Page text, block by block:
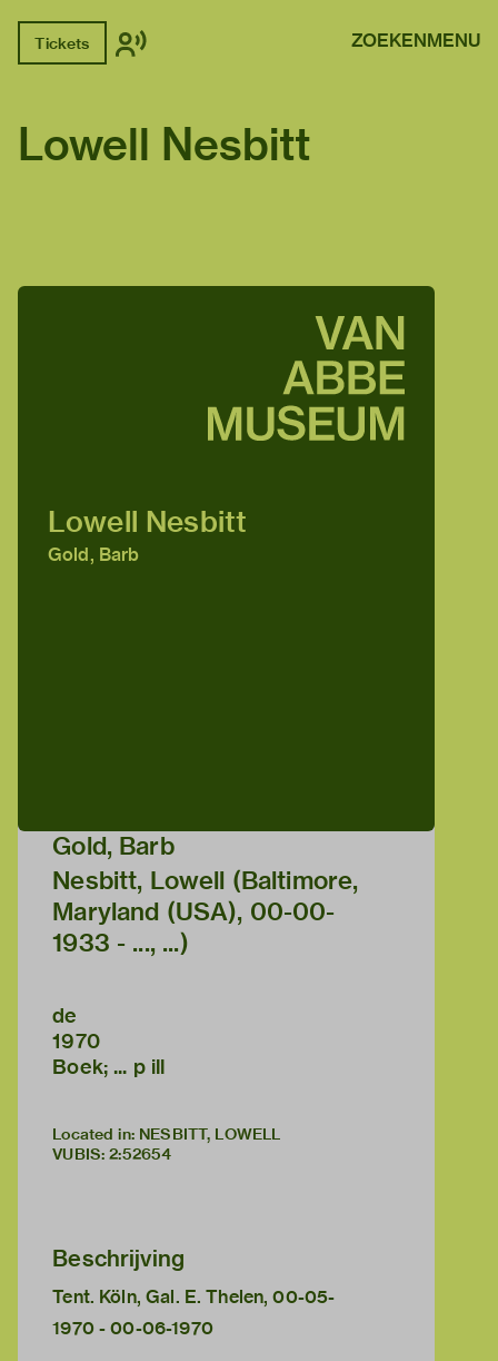
Tickets ZOEKENMENU
Lowell Nesbitt
Lowell Nesbitt
Gold, Barb
Gold, Barb
Nesbitt, Lowell (Baltimore,
Maryland (USA), 00-00-
1933 - ..., ...)
de
1970
Boek; ... p ill
Located in: NESBITT, LOWELL
VUBIS: 2:52654
Beschrijving
Tent. Köln, Gal. E. Thelen, 00-05-
1970 - 00-06-1970